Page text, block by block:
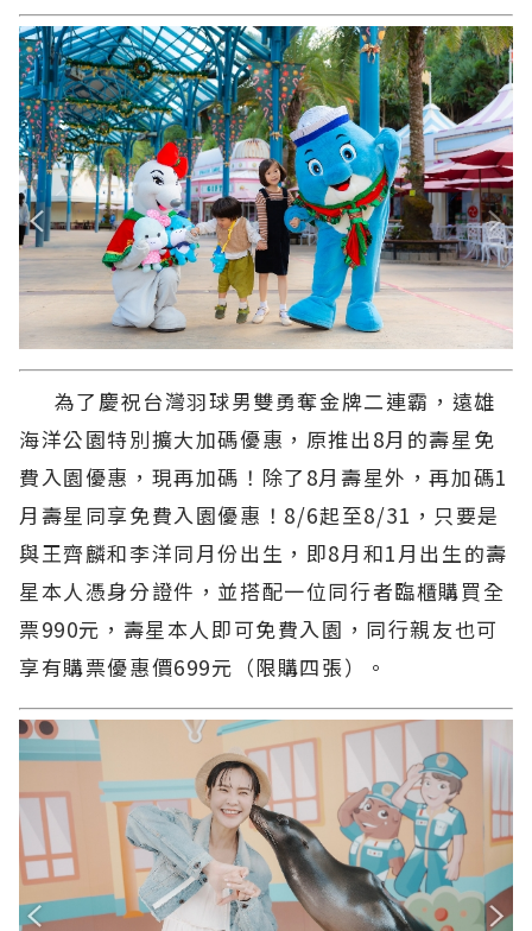
為了慶祝台灣羽球男雙勇奪金牌二連霸，遠雄
海洋公園特別擴大加碼優惠，原推出8月的壽星免
費入園優惠，現再加碼！除了8月壽星外，再加碼1
月壽星同享免費入園優惠！8/6起至8/31，只要是
與王齊麟和李洋同月份出生，即8月和1月出生的壽
星本人憑身分證件，並搭配一位同行者臨櫃購買全
票990元，壽星本人即可免費入園，同行親友也可
享有購票優惠價699元（限購四張）。